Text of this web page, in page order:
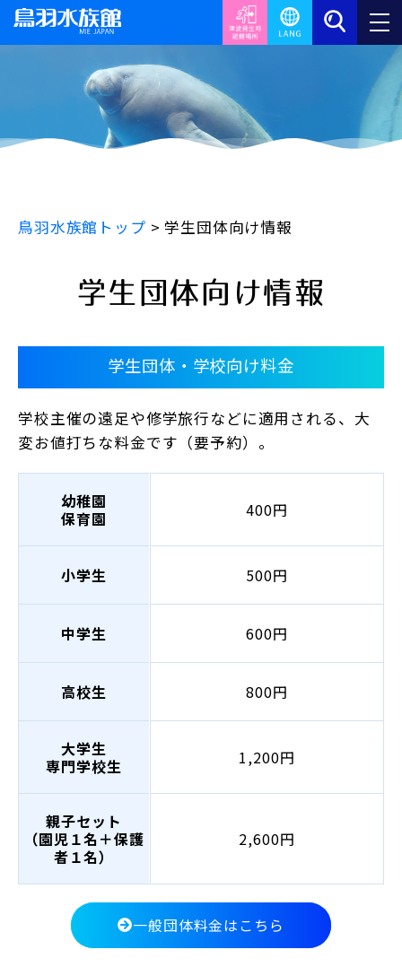
鳥羽水族館トップ > 学生団体向け情報
学生団体向け情報
学生団体・学校向け料金
学校主催の遠足や修学旅行などに適用される、大
変お値打ちな料金です（要予約）。
幼稚園
保育園
400円
小学生 500円
中学生 600円
高校生 800円
大学生
専門学校生
1,200円
親子セット
（園児１名＋保護
者１名）
2,600円
一般団体料金はこちら